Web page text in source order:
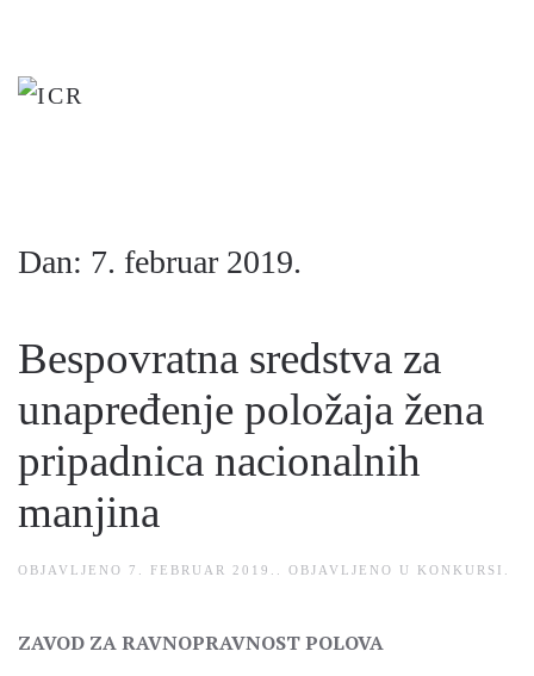
to
Dan: 7. februar 2019.
Bespovratna sredstva za
unapređenje položaja žena
pripadnica nacionalnih
manjina
OBJAVLJENO 7. FEBRUAR 2019. . OBJAVLJENO U KONKURSI
ZAVOD ZA RAVNOPRAVNOST POLOVA